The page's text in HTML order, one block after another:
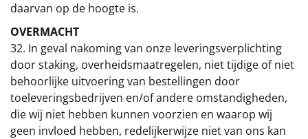
daarvan op de hoogte is.
OVERMACHT
32. In geval nakoming van onze leveringsverplichting
door staking, overheidsmaatregelen, niet tijdige of niet
behoorlijke uitvoering van bestellingen door
toeleveringsbedrijven en/of andere omstandigheden,
die wij niet hebben kunnen voorzien en waarop wij
geen invloed hebben, redelijkerwijze niet van ons kan